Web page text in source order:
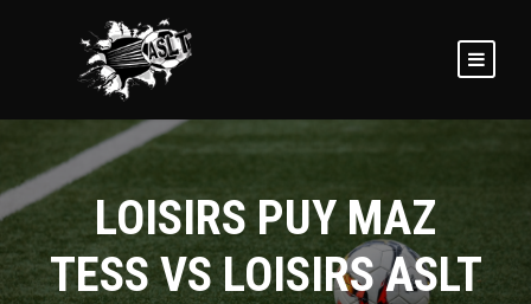
LOISIRS PUY MAZ
TESS VS LOISIRS ASLT